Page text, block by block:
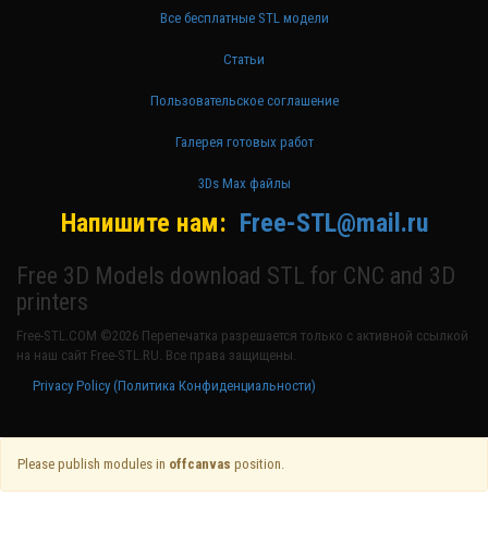
Все бесплатные STL модели
Статьи
Пользовательское соглашение
Галерея готовых работ
3Ds Max файлы
Напишите нам: Free-STL@mail.ru
Free 3D Models download STL for CNC and 3D
printers
Free-STL.COM ©2026 Перепечатка разрешается только с активной ссылкой
на наш сайт Free-STL.RU. Все права защищены.
Privacy Policy (Политика Конфиденциальности)
Please publish modules in offcanvas position.